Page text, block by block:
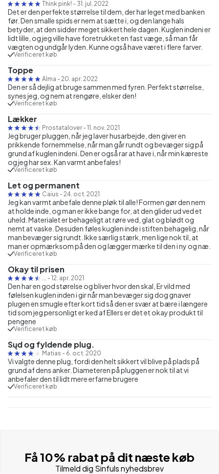
Think pink! - 31. jul. 2022
Det er den perfekte størrelse til dem, der har leget med banken
før. Den smalle spids er nem at sætte i, og den lange hals
betyder, at den sidder meget sikkert hele dagen. Kuglen indeni er
lidt lille, og jeg ville have foretrukket en fast væge, så man får
vægten og undgår lyden. Kunne også have været i flere farver.
Verificeret køb
Toppe
Alma - 20. apr. 2022
Den er så dejlig at bruge sammen med fyren. Perfekt størrelse,
synes jeg, og nem at rengøre, elsker den!
Verificeret køb
Lækker
Prostatalover - 11. nov. 2021
Jeg bruger pluggen, når jeg laver husarbejde, den giver en
prikkende fornemmelse, når man går rundt og bevæger sig på
grund af kuglen indeni. Den er også rar at have i, når min kæreste
og jeg har sex. Kan varmt anbefales!
Verificeret køb
Let og permanent
Caius - 24. oct. 2021
Jeg kan varmt anbefale denne pløk til alle! Formen gør den nem
at holde inde, og man er ikke bange for, at den glider ud ved et
uheld. Materialet er behageligt at røre ved, glat og blødt og
nemt at vaske. Desuden føles kuglen inde i stiften behagelig, når
man bevæger sig rundt. Ikke særlig stærk, men lige nok til, at
man er opmærksom på den og lægger mærke til den i ny og næ.
Verificeret køb
Okay til prisen
- 12. apr. 2021
Den har en god størelse og bliver hvor den skal, Er vild med
følelsen kuglen inden i gir når man bevæger sig dog gnaver
plugen en smugle efter kort tid så den er svær at bære i længere
tid som jeg personligt er ked af Ellers er det et okay produkt til
pengene
Verificeret køb
Sųd og fyldende plug.
Matias - 6. oct. 2020
Vi valgte denne plug, fordi den helt sikkert vil blive på plads på
grund af dens anker. Diameteren på pluggen er nok til at vi
anbefaler den til lidt mere erfarne brugere
Verificeret køb
Få 10% rabat på dit næste køb
Tilmeld dig Sinfuls nyhedsbrev